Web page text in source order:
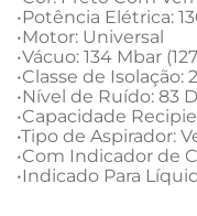
•Potência Elétrica:
•Motor: Universal
•Vácuo: 134 Mbar
•Classe de Isolação: 2
•Nível de Ruído: 83
•Capacidade
•Tipo de Aspirador:
•Com Indicador de
•Indicado Para